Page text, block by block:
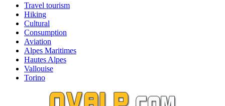
Travel tourism
Hiking
Cultural
Consumption
Aviation
Alpes Maritimes
Hautes Alpes
Vallouise
Torino